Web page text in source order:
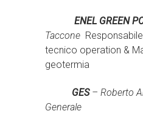
ENEL GREEN
Taccone
tecnico operation &
geotermia
GES– Roberto
Generale